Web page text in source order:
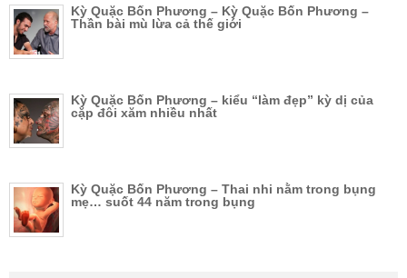
Kỳ Quặc Bốn Phương – Kỳ Quặc Bốn Phương –
Thần bài mù lừa cả thế giới
Kỳ Quặc Bốn Phương – kiểu “làm đẹp” kỳ dị của
cặp đôi xăm nhiều nhất
Kỳ Quặc Bốn Phương – Thai nhi nằm trong bụng
mẹ… suốt 44 năm trong bụng